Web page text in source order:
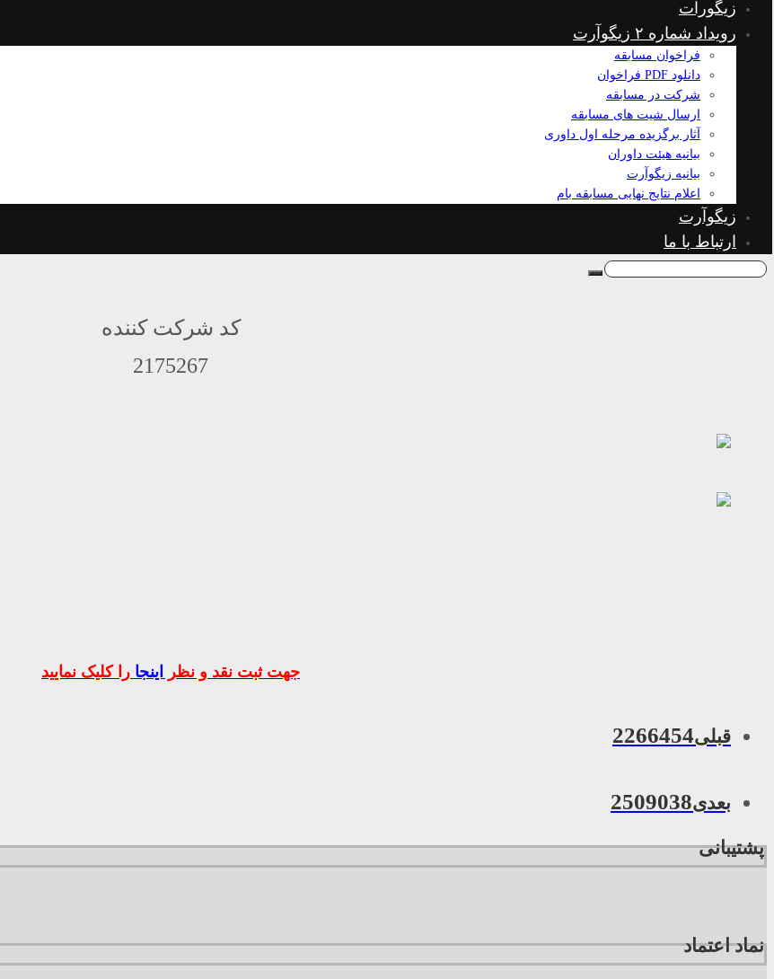
زیگورات
رویداد شماره ۲ زیگوآرت
فراخوان مسابقه
دانلود PDF فراخوان
شرکت در مسابقه
ارسال شیت های مسابقه
آثار برگزیده مرحله اول داوری
بیانیه هیئت داوران
بیانیه زیگوآرت
اعلام نتایج نهایی مسابقه بام
زیگوآرت
ارتباط با ما
کد شرکت کننده
2175267
جهت ثبت نقد و نظر اینجا را کلیک نمایید
قبلی2266454
بعدی2509038
پشتیبانی
نماد اعتماد